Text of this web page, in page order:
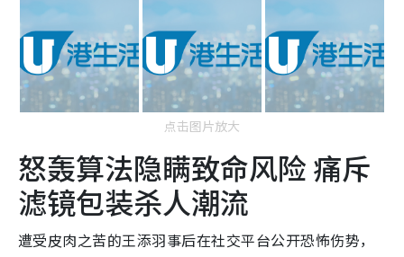
点击图片放大
怒轰算法隐瞒致命风险 痛斥
滤镜包装杀人潮流
遭受皮肉之苦的王添羽事后在社交平台公开恐怖伤势，